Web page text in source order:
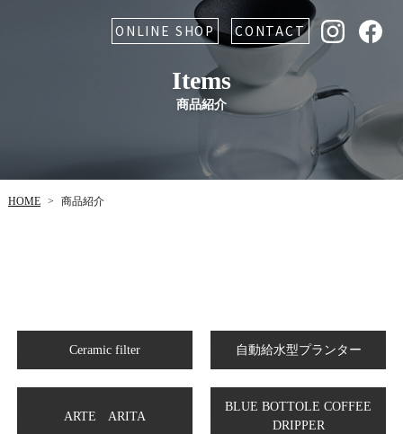
ONLINE SHOP CONTACT
Items
商品紹介
HOME > 商品紹介
Ceramic filter 自動給水型プランター
ARTE ARITA
BLUE BOTTOLE COFFEE
DRIPPER